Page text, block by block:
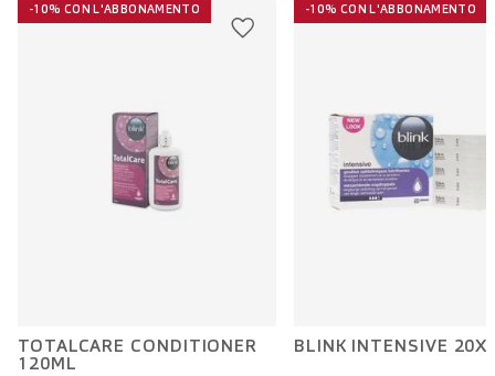
-10% CON L'ABBONAMENTO
TOTALCARE CONDITIONER
120ML
-10% CON L'ABBONAMENTO
BLINK INTENSIVE